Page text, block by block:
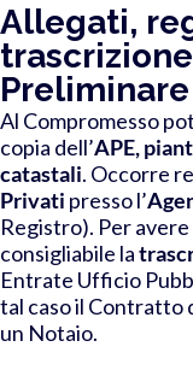
Allegati,
Preliminare
Al Compromesso
copia dell’APE,
catastali. Occorre
Privati presso l’
Registro). Per avere
consigliabile la
Entrate Ufficio
tal caso il Contratto
un Notaio.